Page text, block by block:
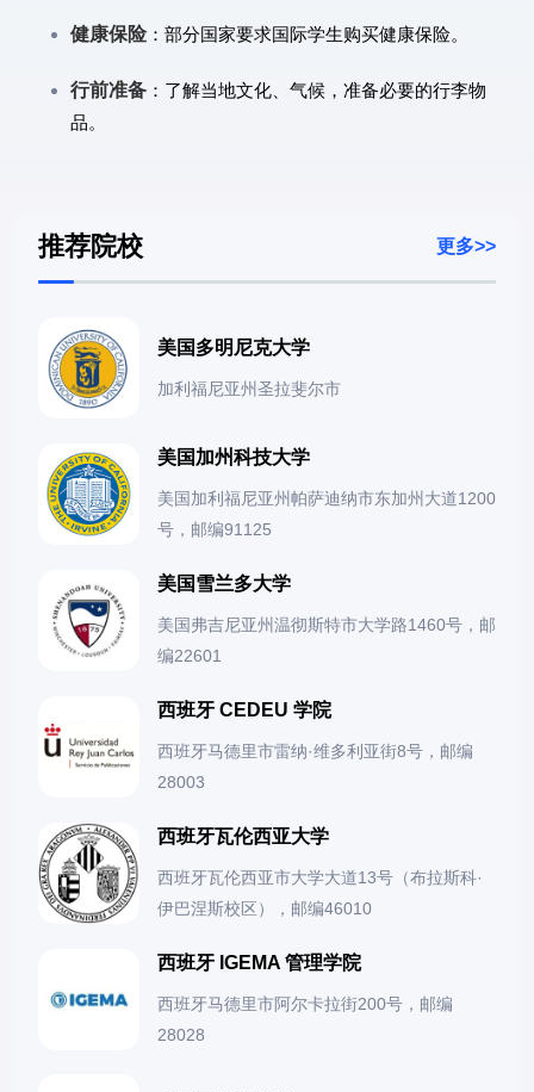
健康保险：部分国家要求国际学生购买健康保险。
行前准备 ：了解当地文化、气候，准备必要的行李物
品。
推荐院校 更多>>
美国多明尼克大学
加利福尼亚州圣拉斐尔市
美国加州科技大学
美国加利福尼亚州帕萨迪纳市东加州大道1200
号，邮编91125
美国雪兰多大学
美国弗吉尼亚州温彻斯特市大学路1460号，邮
编22601
西班牙 CEDEU 学院
西班牙马德里市雷纳·维多利亚街8号，邮编
28003
西班牙瓦伦西亚大学
西班牙瓦伦西亚市大学大道13号（布拉斯科·
伊巴涅斯校区），邮编46010
西班牙 IGEMA 管理学院
西班牙马德里市阿尔卡拉街200号，邮编
28028